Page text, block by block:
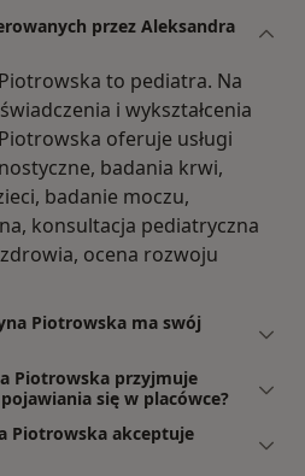
przez Aleksandra
to pediatra. Na
i wykształcenia
oferuje usługi
badania krwi,
badanie moczu,
konsultacja pediatryczna
ocena rozwoju
Piotrowska ma swój
Piotrowska przyjmuje
się w placówce?
Piotrowska akceptuje